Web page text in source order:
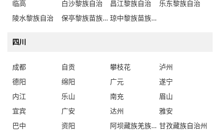
临高
白沙黎族自治 昌江黎族自治
乐东黎族自治
陵水黎族自治
保亭黎族苗族自治 琼中黎族苗族自治
四川
成都 自贡 攀枝花
泸州
德阳
绵阳 广元
遂宁
内江
乐山 南充
眉山
宜宾
广安 达州
雅安
巴中
资阳 阿坝藏族羌族自治州 甘孜藏族自治州